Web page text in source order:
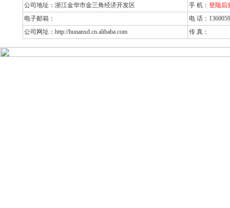
公司地址：浙江金华市金三角经济开发区 手 机： 登陆后
电子邮箱：
电 话：
公司网址：http://hunanxd.cn.alibaba.com
传 真：